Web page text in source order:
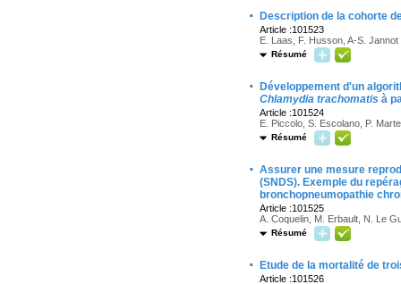
· Description de la cohorte
Article :101523
E. Laas, F. Husson, A-S. Jannot
Résumé
·
Développement d'un
Chlamydia trachomatis à
Article :101524
E. Piccolo, S. Escolano, P.
Résumé
· Assurer une mesure
(SNDS). Exemple du
bronchopneumopathie
Article :101525
A. Coquelin, M. Erbault, N. Le
Résumé
· Etude de la mortalité de
Article :101526